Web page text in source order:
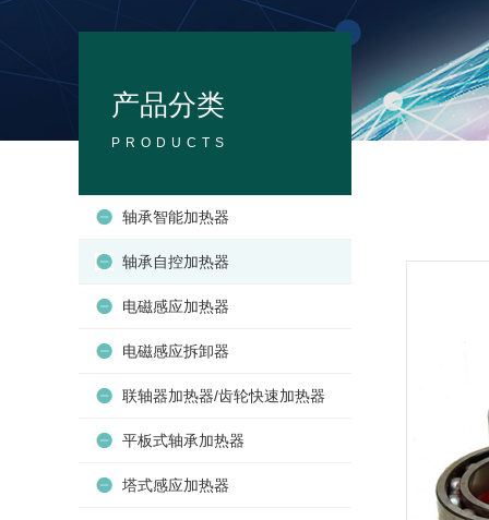
产品分类
PRODUCTS
轴承智能加热器
轴承自控加热器
电磁感应加热器
电磁感应拆卸器
联轴器加热器/齿轮快速加热器
平板式轴承加热器
塔式感应加热器